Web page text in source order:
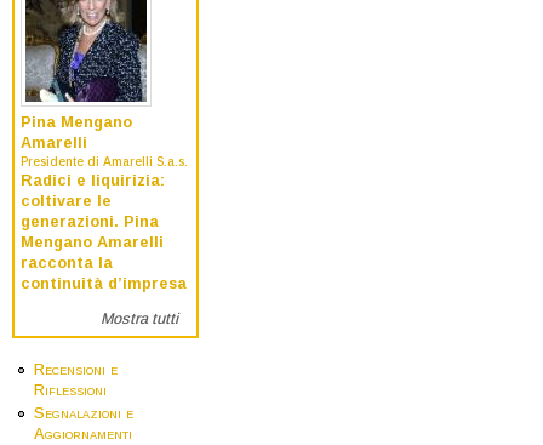
Pina Mengano
Amarelli
Presidente di Amarelli S.a.s.
Radici e liquirizia:
coltivare le
generazioni. Pina
Mengano Amarelli
racconta la
continuità d’impresa
Mostra tutti
Recensioni e
Riflessioni
Segnalazioni e
Aggiornamenti